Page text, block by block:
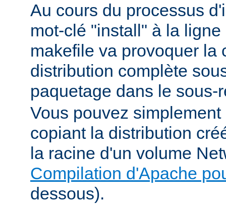
Au cours du processus
mot-clé "install" à la
makefile va provoquer la
distribution complète
paquetage dans le
Vous pouvez
copiant la distribution
la racine d'un volume
Compilation d'Apache
dessous).